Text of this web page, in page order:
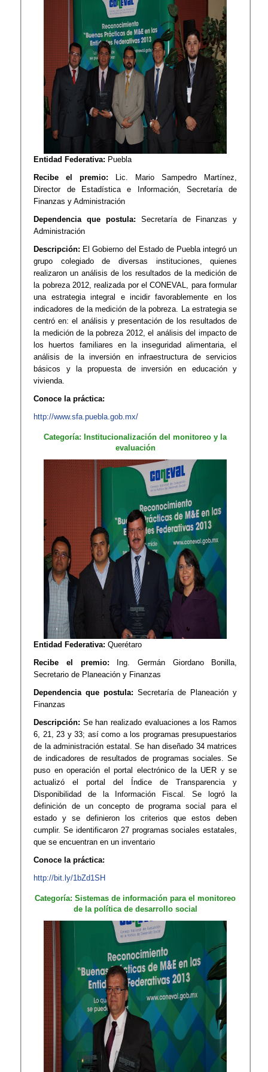
Entidad Federativa: Puebla
Recibe el premio: Lic. Mario Sampedro Martínez,
Director de Estadística e Información, Secretaría de
Finanzas y Administración
Dependencia que postula: Secretaría de Finanzas y
Administración
Descripción: El Gobierno del Estado de Puebla integró un
grupo colegiado de diversas instituciones, quienes
realizaron un análisis de los resultados de la medición de
la pobreza 2012, realizada por el CONEVAL, para formular
una estrategia integral e incidir favorablemente en los
indicadores de la medición de la pobreza. La estrategia se
centró en: el análisis y presentación de los resultados de
la medición de la pobreza 2012, el análisis del impacto de
los huertos familiares en la inseguridad alimentaria, el
análisis de la inversión en infraestructura de servicios
básicos y la propuesta de inversión en educación y
vivienda.
Conoce la práctica:
http://www.sfa.puebla.gob.mx/
Categoría: Institucionalización del monitoreo y la
evaluación
Entidad Federativa: Querétaro
Recibe el premio: Ing. Germán Giordano Bonilla,
Secretario de Planeación y Finanzas
Dependencia que postula: Secretaría de Planeación y
Finanzas
Descripción: Se han realizado evaluaciones a los Ramos
6, 21, 23 y 33; así como a los programas presupuestarios
de la administración estatal. Se han diseñado 34 matrices
de indicadores de resultados de programas sociales. Se
puso en operación el portal electrónico de la UER y se
actualizó el portal del Índice de Transparencia y
Disponibilidad de la Información Fiscal. Se logró la
definición de un concepto de programa social para el
estado y se definieron los criterios que estos deben
cumplir. Se identificaron 27 programas sociales estatales,
que se encuentran en un inventario
Conoce la práctica:
http://bit.ly/1bZd1SH
Categoría: Sistemas de información para el monitoreo
de la política de desarrollo social